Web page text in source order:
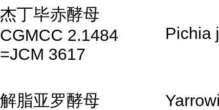
杰丁毕赤酵母
CGMCC 2.1484
=JCM 3617
Pichia
解脂亚罗酵母